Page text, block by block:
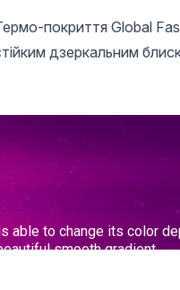
покриття Global
дзеркальним